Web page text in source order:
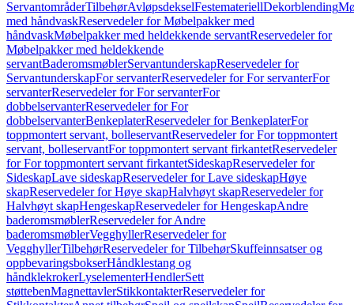
ServantområderTilbehørAvløpsdekselFestemateriellDekorblending
med håndvaskReservedeler for Møbelpakker med
håndvaskMøbelpakker med heldekkende servantReservedeler for
Møbelpakker med heldekkende
servantBaderomsmøblerServantunderskapReservedeler for
ServantunderskapFor servanterReservedeler for For servanterFor
servanterReservedeler for For servanterFor
dobbelservanterReservedeler for For
dobbelservanterBenkeplaterReservedeler for BenkeplaterFor
toppmontert servant, bolleservantReservedeler for For toppmontert
servant, bolleservantFor toppmontert servant firkantetReservedeler
for For toppmontert servant firkantetSideskapReservedeler for
SideskapLave sideskapReservedeler for Lave sideskapHøye
skapReservedeler for Høye skapHalvhøyt skapReservedeler for
Halvhøyt skapHengeskapReservedeler for HengeskapAndre
baderomsmøblerReservedeler for Andre
baderomsmøblerVegghyllerReservedeler for
VegghyllerTilbehørReservedeler for TilbehørSkuffeinnsatser og
oppbevaringsbokserHåndklestang og
håndklekrokerLyselementerHendlerSett
støttebenMagnettavlerStikkontakterReservedeler for